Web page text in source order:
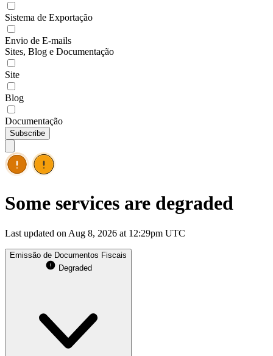
Sistema de Exportação
Envio de E-mails
Sites, Blog e Documentação
Site
Blog
Documentação
Subscribe
Some services are degraded
Last updated on Aug 8, 2026 at 12:29pm UTC
Emissão de Documentos Fiscais
Degraded